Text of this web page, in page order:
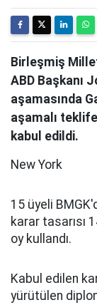
Birleşmiş
ABD Başkanı
aşamasında
aşamalı
kabul edildi.
New York
15 üyeli
karar tasarısı
oy kullandı.
Kabul edilen
yürütülen